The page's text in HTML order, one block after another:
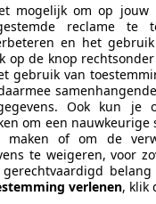
koffers
volledig omgebouwde
lease!
vanaf€ 525,- p/m
mogelijk om op jouw
reclame te
en het
op de knop
gebruik van
Ook kun je
om een nauwkeurige
maken of om de
te weigeren, voor
belang
verlenen, klik